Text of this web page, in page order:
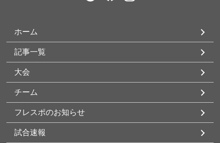
ホーム
記事一覧
大会
チーム
フレスポのお知らせ
試合速報